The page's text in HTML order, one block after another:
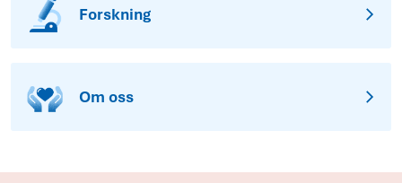
Forskning
Om oss